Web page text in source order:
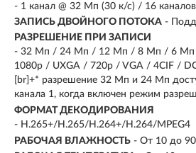
- 1 канал @ 32 Мп (30 к/с) / 16
ЗАПИСЬ ДВОЙНОГО ПОТОКА -
РАЗРЕШЕНИЕ ПРИ ЗАПИСИ
- 32 Мп / 24 Мп / 12 Мп / 8 Мп / 6
1080p / UXGA / 720p / VGA / 4CIF /
[br]+* разрешение 32 Мп и 24 Мп
канала 1, когда включен режим
ФОРМАТ ДЕКОДИРОВАНИЯ
- H.265+/H.265/H.264+/H.264/MPEG4
РАБОЧАЯ ВЛАЖНОСТЬ - От 10 до